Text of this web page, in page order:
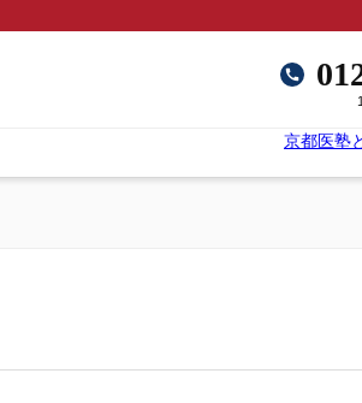
京都医塾